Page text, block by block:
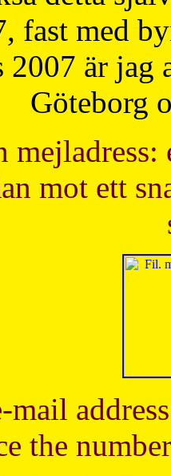
fast med
2007 är
Göteborg
mejladress:
mot ett
mail
the